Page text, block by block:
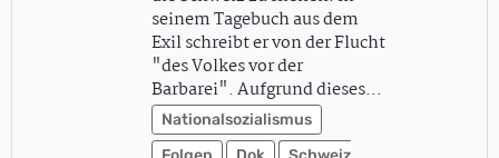
seinem Tagebuch aus dem
Exil schreibt er von der Flucht
"des Volkes vor der
Barbarei". Aufgrund dieses…
Nationalsozialismus